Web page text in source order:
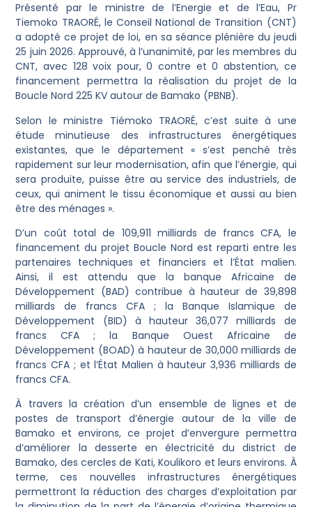
Présenté par le ministre de l’Energie et de l’Eau, Pr
Tiemoko TRAORÉ, le Conseil National de Transition (CNT)
a adopté ce projet de loi, en sa séance plénière du jeudi
25 juin 2026. Approuvé, à l’unanimité, par les membres du
CNT, avec 128 voix pour, 0 contre et 0 abstention, ce
financement permettra la réalisation du projet de la
Boucle Nord 225 KV autour de Bamako (PBNB).
Selon le ministre Tiémoko TRAORÉ, c’est suite à une
étude minutieuse des infrastructures énergétiques
existantes, que le département « s’est penché très
rapidement sur leur modernisation, afin que l’énergie, qui
sera produite, puisse être au service des industriels, de
ceux, qui animent le tissu économique et aussi au bien
être des ménages ».
D’un coût total de 109,911 milliards de francs CFA, le
financement du projet Boucle Nord est reparti entre les
partenaires techniques et financiers et l’État malien.
Ainsi, il est attendu que la banque Africaine de
Développement (BAD) contribue à hauteur de 39,898
milliards de francs CFA ; la Banque Islamique de
Développement (BID) à hauteur 36,077 milliards de
francs CFA ; la Banque Ouest Africaine de
Développement (BOAD) à hauteur de 30,000 milliards de
francs CFA ; et l’État Malien à hauteur 3,936 milliards de
francs CFA.
À travers la création d’un ensemble de lignes et de
postes de transport d’énergie autour de la ville de
Bamako et environs, ce projet d’envergure permettra
d’améliorer la desserte en électricité du district de
Bamako, des cercles de Kati, Koulikoro et leurs environs. À
terme, ces nouvelles infrastructures énergétiques
permettront la réduction des charges d’exploitation par